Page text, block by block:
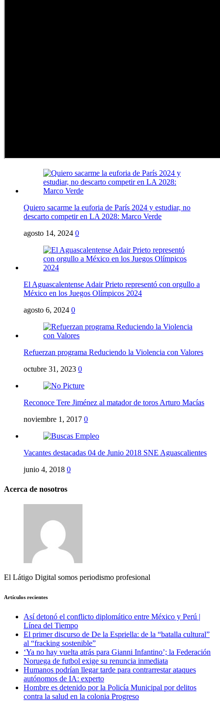
Quiero sacarme la euforia de París 2024 y estudiar, no
descarto competir en LA 2028: Marco Verde
agosto 14, 2024 0
El Aguascalentense Adair Prieto representó con orgullo a
México en los Juegos Olímpicos 2024
agosto 6, 2024 0
Refuerzan programa Reduciendo la Violencia con Valores
octubre 31, 2023 0
Reconoce Tere Jiménez al matador de toros Arturo Macías
noviembre 1, 2017 0
Vacantes destacadas 04 de Junio 2018 SNE Aguascalientes
junio 4, 2018 0
Acerca de nosotros
El Látigo Digital somos periodismo profesional
Artículos recientes
Así detonó el conflicto diplomático entre México y Perú |
Línea del Tiempo
El primer discurso de De la Espriella: de la “batalla cultural”
al “fracking sostenible”
‘Ya no hay vuelta atrás para Gianni Infantino’; la Federación
Noruega de futbol exige su renuncia inmediata
Humanos podrían llegar tarde para contrarrestar ataques
autónomos de IA: experto
Hombre es detenido por la Policía Municipal por delitos
contra la salud en la colonia Progreso